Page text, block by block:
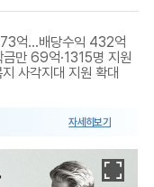
억…배당수익 432억
만 69억·1315명 지원
사각지대 지원 확대
자세히보기